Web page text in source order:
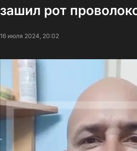
зашил рот
16 июля 2024, 20:02